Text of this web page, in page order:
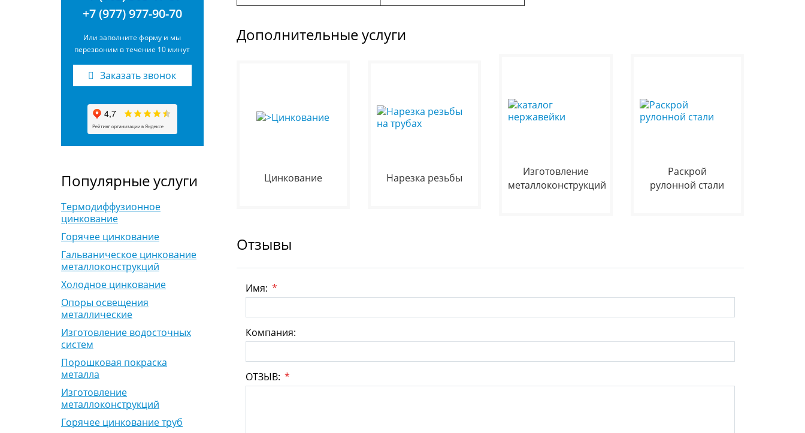
+7 (977) 977-90-70
Или заполните форму и мы
перезвоним в течение 10 минут
Заказать звонок
Популярные услуги
Термодиффузионное
цинкование
Горячее цинкование
Гальваническое цинкование
металлоконструкций
Холодное цинкование
Опоры освещения
металлические
Изготовление водосточных
систем
Порошковая покраска
металла
Изготовление
металлоконструкций
Горячее цинкование труб
Дополнительные услуги
Цинкование Нарезка резьбы
Изготовление
металлоконструкций
Раскрой
рулонной стали
Отзывы
Имя: *
Компания:
ОТЗЫВ: *